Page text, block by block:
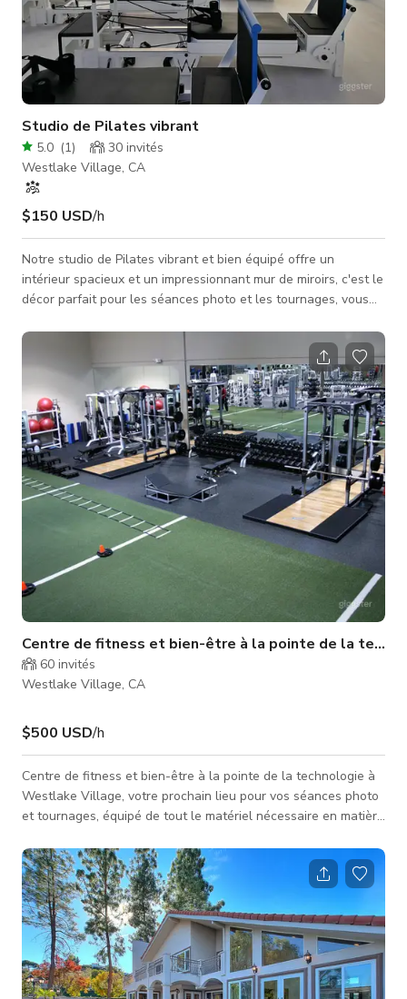
Studio de Pilates vibrant
5.0 (1) 30 invités
Westlake Village, CA
$150 USD/h
Notre studio de Pilates vibrant et bien équipé offre un
intérieur spacieux et un impressionnant mur de miroirs, c'est le
décor parfait pour les séances photo et les tournages, vous
aisance. Que vous soyez ici pour affaires ou pour le fitness,
notre studio dispose d'un accueil chaleureux pour votre
confort. De plus, vous constaterez que notre studio est conçu
avec une excellente ventilation, assurant un environnement
confortable et frais p
Centre de fitness et bien-être à la pointe de la
60 invités
Westlake Village, CA
$500 USD/h
Centre de fitness et bien-être à la pointe de la technologie à
Westlake Village, votre prochain lieu pour vos séances photo
et tournages, équipé de tout le matériel nécessaire en matière
personnalisé et les dates de disponibilité.